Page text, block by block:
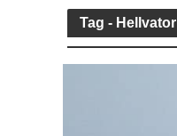
Tag - Hellvator